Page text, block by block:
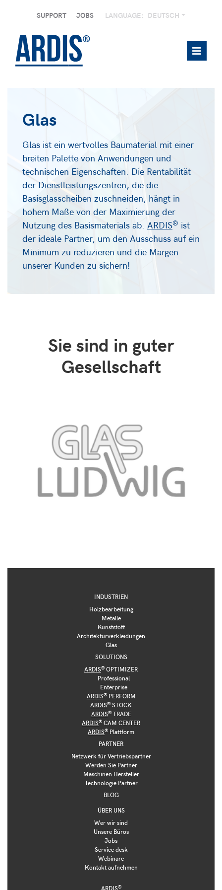
SUPPORT JOBS LANGUAGE: DEUTSCH
Glas
Glas ist ein wertvolles Baumaterial mit einer
breiten Palette von Anwendungen und
technischen Eigenschaften. Die Rentabilität
der Dienstleistungszentren, die die
Basisglasscheiben zuschneiden, hängt in
hohem Maße von der Maximierung der
Nutzung des Basismaterials ab. ARDIS® ist
der ideale Partner, um den Ausschuss auf ein
Minimum zu reduzieren und die Margen
unserer Kunden zu sichern!
Sie sind in guter
Gesellschaft
INDUSTRIEN
Holzbearbeitung
Metalle
Kunststoff
Architekturverkleidungen
Glas
SOLUTIONS
ARDIS® OPTIMIZER
Professional
Enterprise
ARDIS®PERFORM
ARDIS® STOCK
ARDIS®TRADE
ARDIS® CAM CENTER
ARDIS® Plattform
PARTNER
Netzwerk für Vertriebspartner
Werden Sie Partner
Maschinen Hersteller
Technologie Partner
BLOG
ÜBER UNS
Wer wir sind
Unsere Büros
Jobs
Service desk
Webinare
Kontakt aufnehmen
ARDIS®